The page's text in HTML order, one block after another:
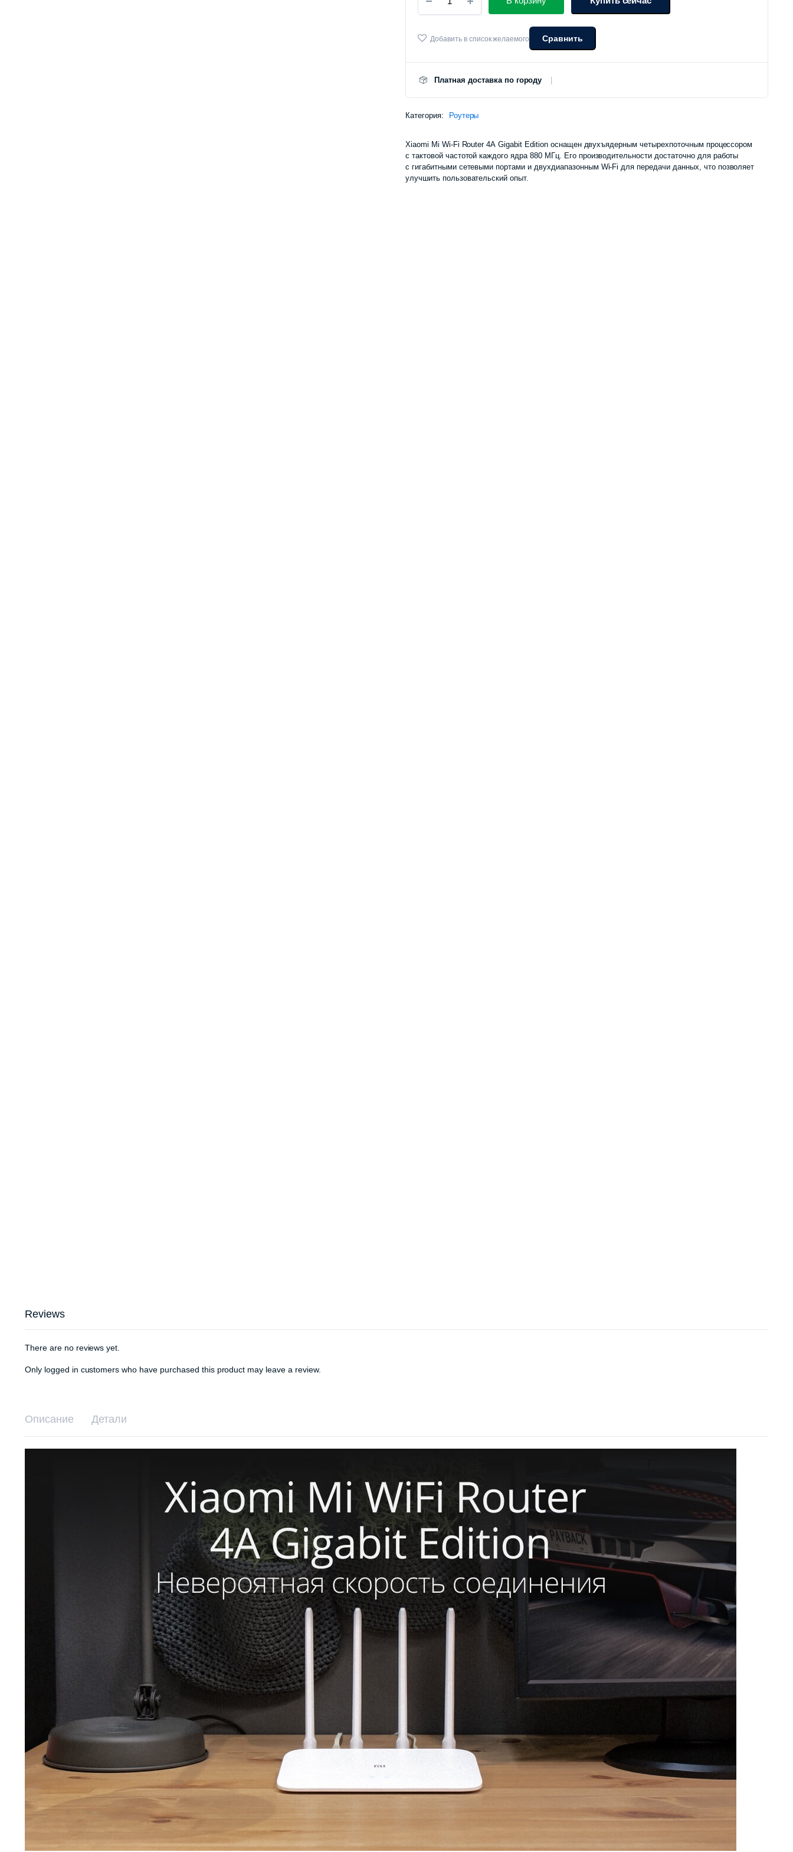
составляла
295
270
000 сум.
Xiaomi
Mi
Router
количество
Добавить в список желаемого Сравнить
Платная доставка по городу
Категория: Роутеры
Xiaomi Mi Wi-Fi Router 4A Gigabit Edition оснащен двухъядерным четырехпоточным процессором
с тактовой частотой каждого ядра 880 МГц. Его производительности достаточно для работы
с гигабитными сетевыми портами и двухдиапазонным Wi-Fi для передачи данных, что позволяет
улучшить пользовательский опыт.
Reviews
There are no reviews yet.
Only logged in customers who have purchased this product may leave a review.
Описание Детали